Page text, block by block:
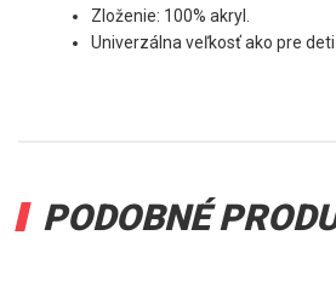
Zloženie: 100% akryl.
Univerzálna veľkosť ako pre
PODOBNÉ